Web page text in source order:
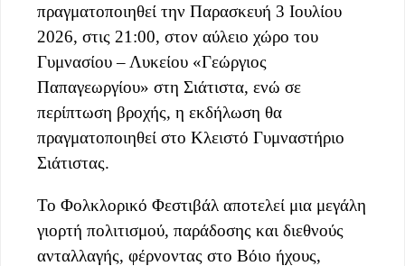
πραγματοποιηθεί την Παρασκευή 3 Ιουλίου
2026, στις 21:00, στον αύλειο χώρο του
Γυμνασίου – Λυκείου «Γεώργιος
Παπαγεωργίου» στη Σιάτιστα, ενώ σε
περίπτωση βροχής, η εκδήλωση θα
πραγματοποιηθεί στο Κλειστό Γυμναστήριο
Σιάτιστας.
Το Φολκλορικό Φεστιβάλ αποτελεί μια μεγάλη
γιορτή πολιτισμού, παράδοσης και διεθνούς
ανταλλαγής, φέρνοντας στο Βόιο ήχους,